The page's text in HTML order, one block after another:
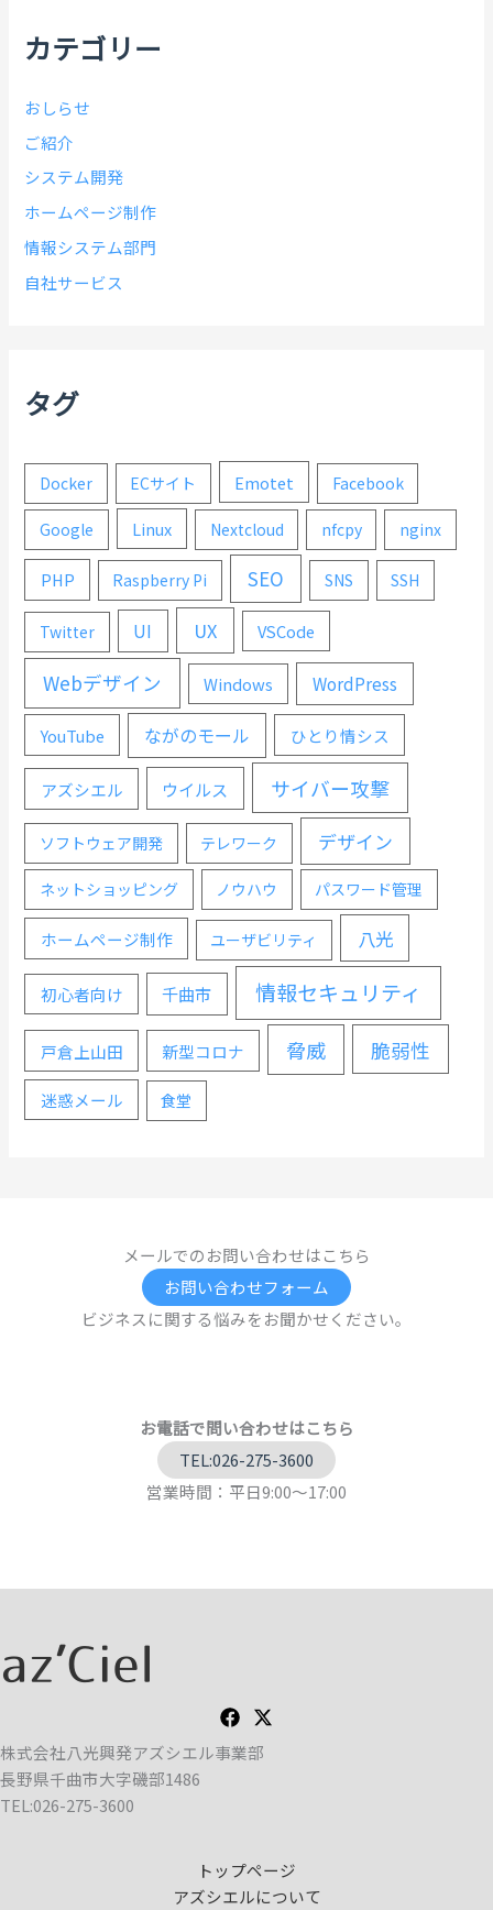
カテゴリー
おしらせ
ご紹介
システム開発
ホームページ制作
情報システム部門
自社サービス
タグ
Docker ECサイト Emotet Facebook
Google Linux Nextcloud nfcpy nginx
PHP Raspberry Pi SEO SNS SSH
Twitter UI UX VSCode
Webデザイン Windows WordPress
YouTube ながのモール ひとり情シス
アズシエル ウイルス サイバー攻撃
ソフトウェア開発 テレワーク デザイン
ネットショッピング ノウハウ パスワード管理
ホームページ制作 ユーザビリティ 八光
初心者向け 千曲市 情報セキュリティ
戸倉上山田 新型コロナ 脅威 脆弱性
迷惑メール 食堂
メールでのお問い合わせはこちら
お問い合わせフォーム
ビジネスに関する悩みをお聞かせください。
お電話で問い合わせはこちら
TEL:026-275-3600
営業時間：平日9:00～17:00
株式会社八光興発アズシエル事業部
長野県千曲市大字磯部1486
TEL:026-275-3600
トップページ
アズシエルについて